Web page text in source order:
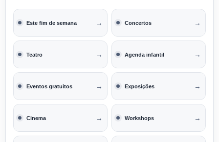
Este fim de semana → Concertos →
Teatro → Agenda infantil →
Eventos gratuitos → Exposições →
Cinema → Workshops →